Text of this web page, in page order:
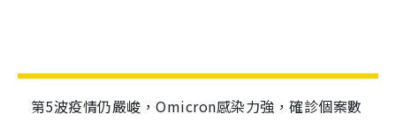
第5波疫情仍嚴峻，Omicron感染力強，確診個案數